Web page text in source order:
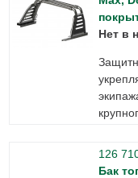
Нет в
126
Бак